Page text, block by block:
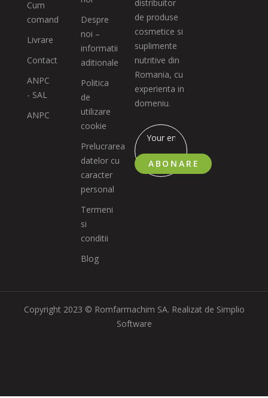
Cum
comand
Livrare
Contact
ANPC
- SAL
ANPC
Despre
noi –
informatii
aditionale
Politica
de
utilizare
cookie
Prelucrarea
datelor cu
caracter
personal
Termeni
si
conditii
Blog
distribuitor
de produse
cosmetice si
suplimente
nutritive din
Romania, cu
experienta in
domeniu.
ABONARE
Copyright 2023 © Romfarmachim SA. Realizat de Simplio
Software